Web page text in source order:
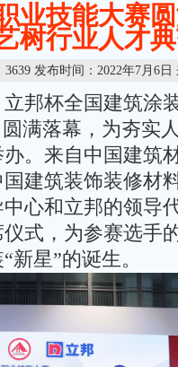
业技能大赛
树行业人才
3639 发布时间： 2022年7月6日
立邦杯全国建筑涂
满落幕，为夯实
。来自中国建筑
建筑装饰装修材
心和立邦的领导
式，为参赛选手
星”的诞生。